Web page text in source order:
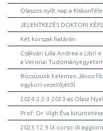
Olaszos nyílt nap a
JELENTKEZÉS DOKTORI
Két korszak határán
Csákvári Lilla Andrea a Libri
a Veronai
Búcsúzunk Kelemen János
egykori vezetőjétől
2024.2.2-3 2023-as Olasz
Prof. Dr. Vígh Éva kitüntetése
2023.12.9 IX corso di